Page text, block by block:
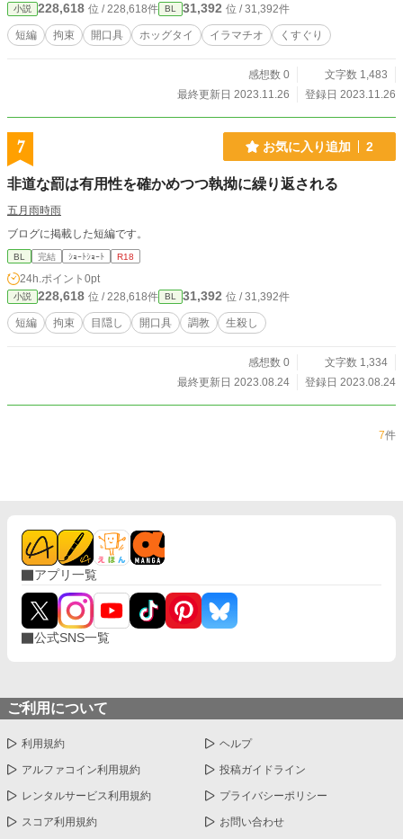
小説 228,618 位 / 228,618件 BL 31,392 位 / 31,392件
短編 拘束 開口具 ホッグタイ イラマチオ くすぐり
感想数 0
文字数 1,483
最終更新日 2023.11.26
登録日 2023.11.26
7 お気に入り追加 2
非道な罰は有用性を確かめつつ執拗に繰り返される
五月雨時雨
ブログに掲載した短編です。
BL 完結 ｼｮｰﾄｼｮｰﾄ R18
24h.ポイント 0pt
小説 228,618 位 / 228,618件 BL 31,392 位 / 31,392件
短編 拘束 目隠し 開口具 調教 生殺し
感想数 0
文字数 1,334
最終更新日 2023.08.24
登録日 2023.08.24
7件
アプリ一覧
公式SNS一覧
ご利用について
利用規約 ヘルプ
アルファコイン利用規約 投稿ガイドライン
レンタルサービス利用規約 プライバシーポリシー
スコア利用規約 お問い合わせ